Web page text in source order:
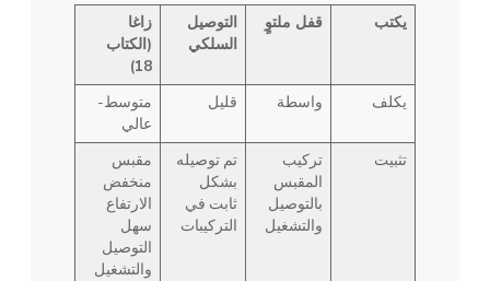
يكتب قفل ملتوٍ
التوصيل
السلكي
زاغا
(الكتاب
18)
يكلف
واسطة قليل
متوسط-
عالي
تثبيت
تركيب
المقبس
بالتوصيل
والتشغيل
تم توصيله
بشكل
ثابت في
التركيبات
مقبس
منخفض
الارتفاع
سهل
التوصيل
والتشغيل